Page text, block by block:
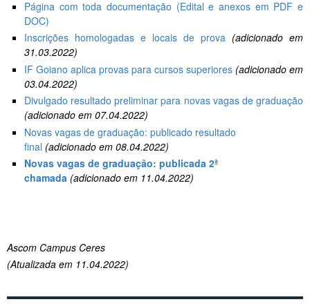
Página com toda documentação (Edital e anexos em PDF e
DOC)
Inscrições homologadas e locais de prova (adicionado em
31.03.2022)
IF Goiano aplica provas para cursos superiores (adicionado em
03.04.2022)
Divulgado resultado preliminar para novas vagas de graduação
(adicionado em 07.04.2022)
Novas vagas de graduação: publicado resultado
final (adicionado em 08.04.2022)
Novas vagas de graduação: publicada 2ª
chamada (adicionado em 11.04.2022)
Ascom Campus Ceres
(Atualizada em 11.04.2022)